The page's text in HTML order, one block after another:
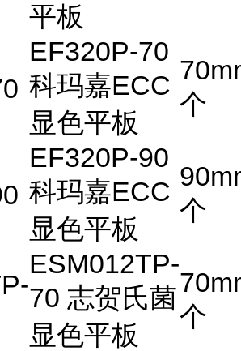
平板
EF320P-70
科玛嘉ECC
显色平板
个
EF320P-90
科玛嘉ECC
显色平板
个
ESM012TP-
70 志贺氏菌
显色平板
个